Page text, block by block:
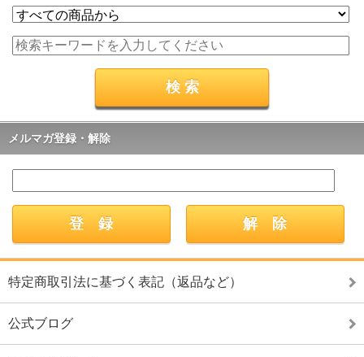
メルマガ登録・解除
特定商取引法に基づく表記（返品など）
公式ブログ